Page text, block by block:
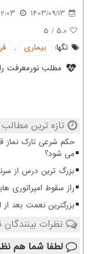
1403/09/13
5.0
/
5
تگها:
بیماری ,
مطلب نورمعرفت
تازه ترین
حکم شرعی تارک نماز
می شود؟
بزرگ ترین درس از
راز سقوط امپراتوری
بزرگترین نعمت بعد از
نظرات
لطفا شما هم